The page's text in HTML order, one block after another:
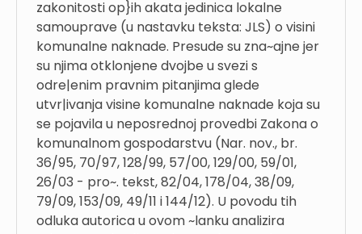
zakonitosti op}ih akata jedinica lokalne
samouprave (u nastavku teksta: JLS) o visini
komunalne naknade. Presude su zna~ajne jer
su njima otklonjene dvojbe u svezi s
odre|enim pravnim pitanjima glede
utvr|ivanja visine komunalne naknade koja su
se pojavila u neposrednoj provedbi Zakona o
komunalnom gospodarstvu (Nar. nov., br.
36/95, 70/97, 128/99, 57/00, 129/00, 59/01,
26/03 - pro~. tekst, 82/04, 178/04, 38/09,
79/09, 153/09, 49/11 i 144/12). U povodu tih
odluka autorica u ovom ~lanku analizira